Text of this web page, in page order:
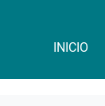
INICIO